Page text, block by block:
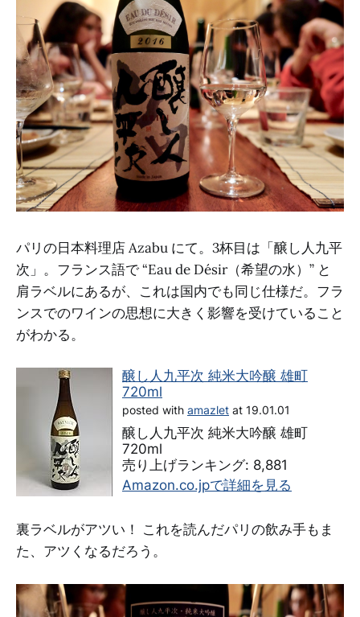
パリの日本料理店 Azabu にて。3杯目は「醸し人九平
次」。フランス語で “Eau de Désir（希望の水）” と
肩ラベルにあるが、これは国内でも同じ仕様だ。フラ
ンスでのワインの思想に大きく影響を受けていること
がわかる。
醸し人九平次 純米大吟醸 雄町
720ml
posted with amazlet at 19.01.01
醸し人九平次 純米大吟醸 雄町
720ml
売り上げランキング: 8,881
Amazon.co.jpで詳細を見る
裏ラベルがアツい！ これを読んだパリの飲み手もま
た、アツくなるだろう。